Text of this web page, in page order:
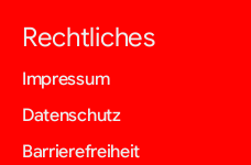
Rechtliches
Navigation
überspringen
Impressum
Datenschutz
Barrierefreiheit